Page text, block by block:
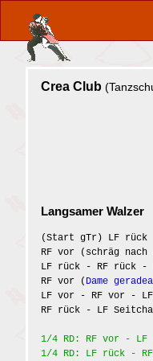
Crea Club
Langsamer Walzer
(Start gTr) LF
RF vor (schräg
LF rück - RF rück -
RF vor ( Dame
LF vor - RF vor -
RF rück - LF
1/4 RD: RF vor -
1/4 RD: LF rück -